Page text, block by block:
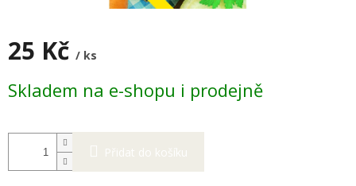
25 Kč / ks
cena:
Skladem na e-shopu i prodejně
Přidat do košíku